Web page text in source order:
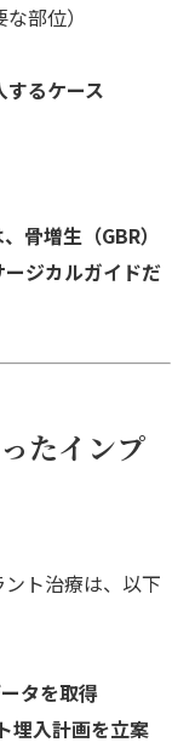
部位）
るケース
骨増生（GBR）
ジカルガイドだ
たインプ
ト治療は、以下
タを取得
埋入計画を立案